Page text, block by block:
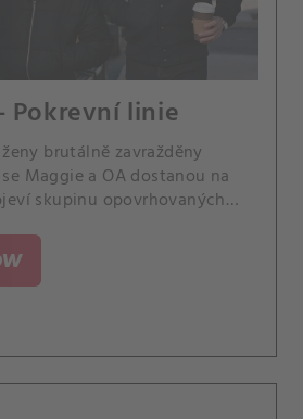
Pokrevní linie
brutálně zavražděny
Maggie a OA dostanou na
skupinu opovrhovaných